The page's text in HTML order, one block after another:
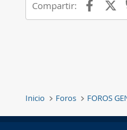
Compartir:
Inicio Foros FOROS